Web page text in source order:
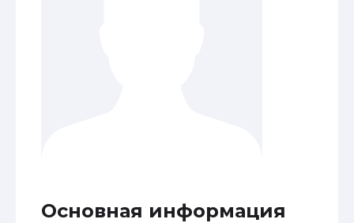
Основная информация